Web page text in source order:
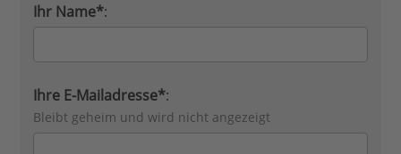
Ihr Name*:
Ihre E-Mailadresse*:
Bleibt geheim und wird nicht angezeigt